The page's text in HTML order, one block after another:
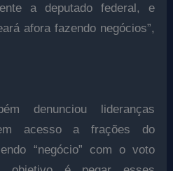
a deputado federal, e
afora fazendo negócios”,
denunciou lideranças
acesso a frações do
“negócio” com o voto